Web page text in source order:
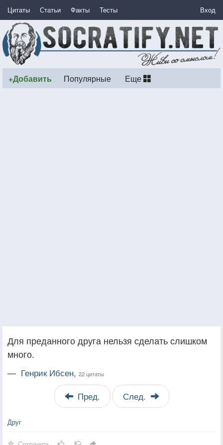
Цитаты Статьи Факты Тесты Вход
+Добавить Популярные Еще
Для преданного друга нельзя сделать слишком
много.
— Генрик Ибсен, 22 цитаты
Пред. След.
Друг